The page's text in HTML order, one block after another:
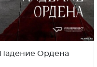
Падение Ордена